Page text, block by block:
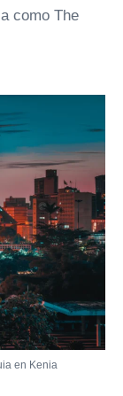
como The
en Kenia